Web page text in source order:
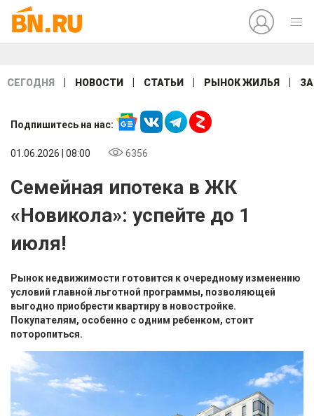
СЕГОДНЯ НОВОСТИ СТАТЬИ РЫНОК ЖИЛЬЯ
Подпишитесь на нас:
01.06.2026 | 08:00 6356
Семейная ипотека в ЖК
«Новикола»: успейте до 1
июля!
Рынок недвижимости готовится к очередному изменению
условий главной льготной программы, позволяющей
выгодно приобрести квартиру в новостройке.
Покупателям, особенно с одним ребенком, стоит
поторопиться.